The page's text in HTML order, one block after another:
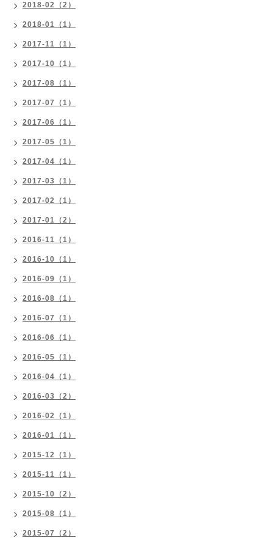
2018-02（2）
2018-01（1）
2017-11（1）
2017-10（1）
2017-08（1）
2017-07（1）
2017-06（1）
2017-05（1）
2017-04（1）
2017-03（1）
2017-02（1）
2017-01（2）
2016-11（1）
2016-10（1）
2016-09（1）
2016-08（1）
2016-07（1）
2016-06（1）
2016-05（1）
2016-04（1）
2016-03（2）
2016-02（1）
2016-01（1）
2015-12（1）
2015-11（1）
2015-10（2）
2015-08（1）
2015-07（2）